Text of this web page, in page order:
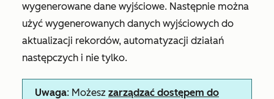
wygenerowane dane wyjściowe. Następnie można
użyć wygenerowanych danych wyjściowych do
aktualizacji rekordów, automatyzacji działań
następczych i nie tylko.
Uwaga: Możesz zarządzać dostępem do